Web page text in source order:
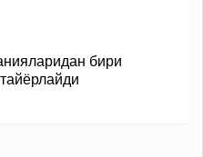
бири